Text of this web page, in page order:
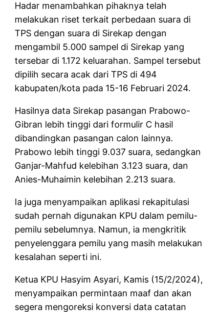
Hadar menambahkan pihaknya telah
melakukan riset terkait perbedaan suara di
TPS dengan suara di Sirekap dengan
mengambil 5.000 sampel di Sirekap yang
tersebar di 1.172 keluarahan. Sampel tersebut
dipilih secara acak dari TPS di 494
kabupaten/kota pada 15-16 Februari 2024.
Hasilnya data Sirekap pasangan Prabowo-
Gibran lebih tinggi dari formulir C hasil
dibandingkan pasangan calon lainnya.
Prabowo lebih tinggi 9.037 suara, sedangkan
Ganjar-Mahfud kelebihan 3.123 suara, dan
Anies-Muhaimin kelebihan 2.213 suara.
Ia juga menyampaikan aplikasi rekapitulasi
sudah pernah digunakan KPU dalam pemilu-
pemilu sebelumnya. Namun, ia mengkritik
penyelenggara pemilu yang masih melakukan
kesalahan seperti ini.
Ketua KPU Hasyim Asyari, Kamis (15/2/2024),
menyampaikan permintaan maaf dan akan
segera mengoreksi konversi data catatan